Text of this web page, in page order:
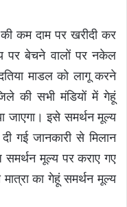
कम दाम पर खरीदी कर
पर बेचने वालों पर नकेल
माडल को लागू करने
की सभी मंडियों में गेहूं
जाएगा। इसे समर्थन मूल्य
गई जानकारी से मिलान
समर्थन मूल्य पर कराए गए
का गेहूं समर्थन मूल्य